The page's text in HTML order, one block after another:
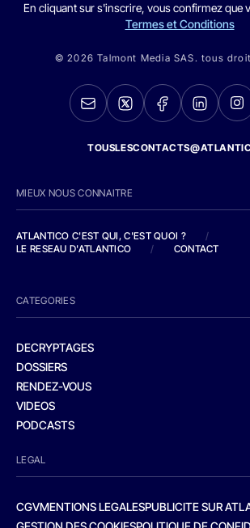
En cliquant sur s'inscrire, vous confirmez que
Termes et Conditions
© 2026 Talmont Media SAS. tous
MIEUX NOUS CONNAITRE
ATLANTICO C'EST QUI, C'EST QUOI ?
/
LE RESEAU D'ATLANTICO
/ CONTACT
CATEGORIES
DECRYPTAGES
DOSSIERS
RENDEZ-VOUS
VIDEOS
PODCASTS
LEGAL
CGVMENTIONS LEGALESPUBLICITE SUR